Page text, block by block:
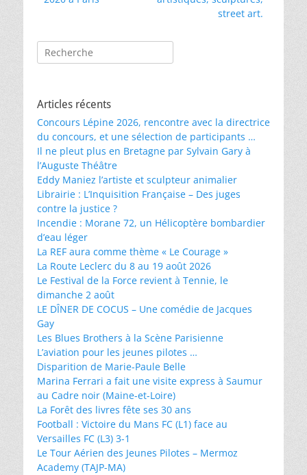
l’article
street art.
Rechercher :
Articles récents
Concours Lépine 2026, rencontre avec la directrice
du concours, et une sélection de participants …
Il ne pleut plus en Bretagne par Sylvain Gary à
l’Auguste Théâtre
Eddy Maniez l’artiste et sculpteur animalier
Librairie : L’Inquisition Française – Des juges
contre la justice ?
Incendie : Morane 72, un Hélicoptère bombardier
d’eau léger
La REF aura comme thème « Le Courage »
La Route Leclerc du 8 au 19 août 2026
Le Festival de la Force revient à Tennie, le
dimanche 2 août
LE DÎNER DE COCUS – Une comédie de Jacques
Gay
Les Blues Brothers à la Scène Parisienne
L’aviation pour les jeunes pilotes …
Disparition de Marie-Paule Belle
Marina Ferrari a fait une visite express à Saumur
au Cadre noir (Maine-et-Loire)
La Forêt des livres fête ses 30 ans
Football : Victoire du Mans FC (L1) face au
Versailles FC (L3) 3-1
Le Tour Aérien des Jeunes Pilotes – Mermoz
Academy (TAJP-MA)